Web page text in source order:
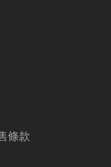
條款